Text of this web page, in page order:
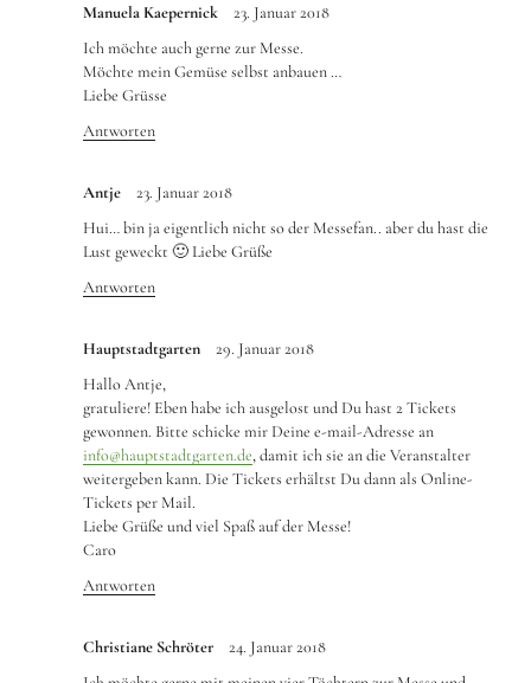
Manuela Kaepernick
23. Januar 2018
Ich möchte auch gerne zur Messe.
Möchte mein Gemüse selbst anbauen …
Liebe Grüsse
Antworten
Antje
23. Januar 2018
Hui… bin ja eigentlich nicht so der Messefan.. aber du hast die
Lust geweckt 🙂 Liebe Grüße
Antworten
Hauptstadtgarten
29. Januar 2018
Hallo Antje,
gratuliere! Eben habe ich ausgelost und Du hast 2 Tickets
gewonnen. Bitte schicke mir Deine e-mail-Adresse an
info@hauptstadtgarten.de, damit ich sie an die Veranstalter
weitergeben kann. Die Tickets erhältst Du dann als Online-
Tickets per Mail.
Liebe Grüße und viel Spaß auf der Messe!
Caro
Antworten
Christiane Schröter
24. Januar 2018